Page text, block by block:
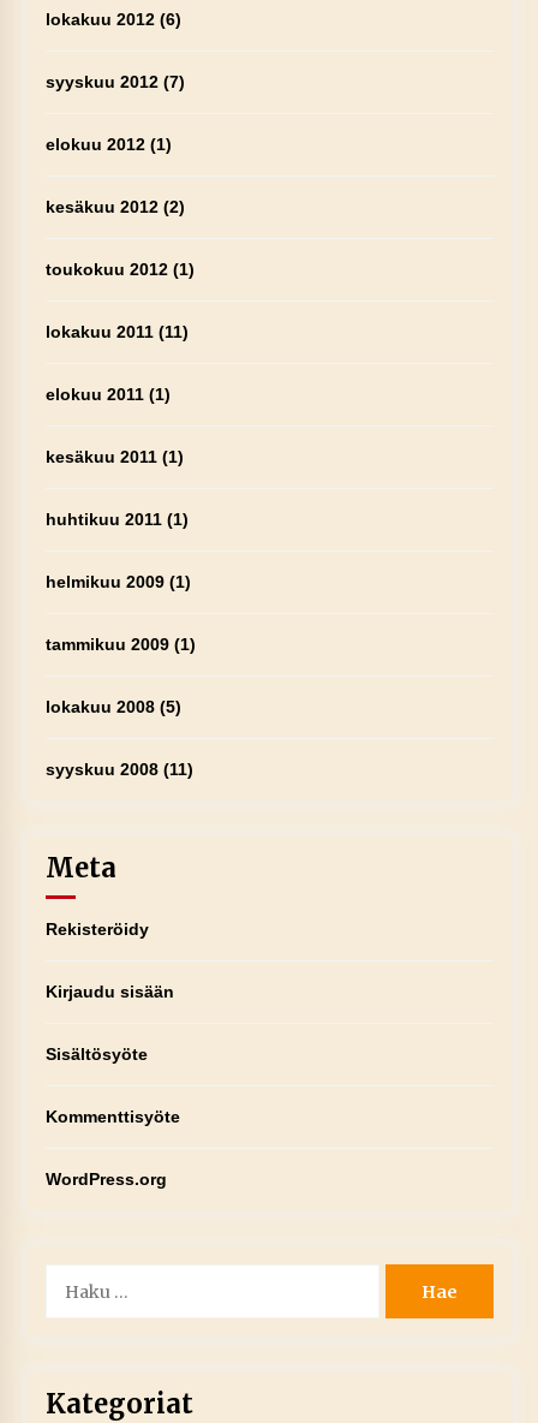
lokakuu 2012(6)
syyskuu 2012(7)
elokuu 2012(1)
kesäkuu 2012(2)
toukokuu 2012(1)
lokakuu 2011(11)
elokuu 2011(1)
kesäkuu 2011(1)
huhtikuu 2011(1)
helmikuu 2009(1)
tammikuu 2009(1)
lokakuu 2008(5)
syyskuu 2008(11)
Meta
Rekisteröidy
Kirjaudu sisään
Sisältösyöte
Kommenttisyöte
WordPress.org
Kategoriat